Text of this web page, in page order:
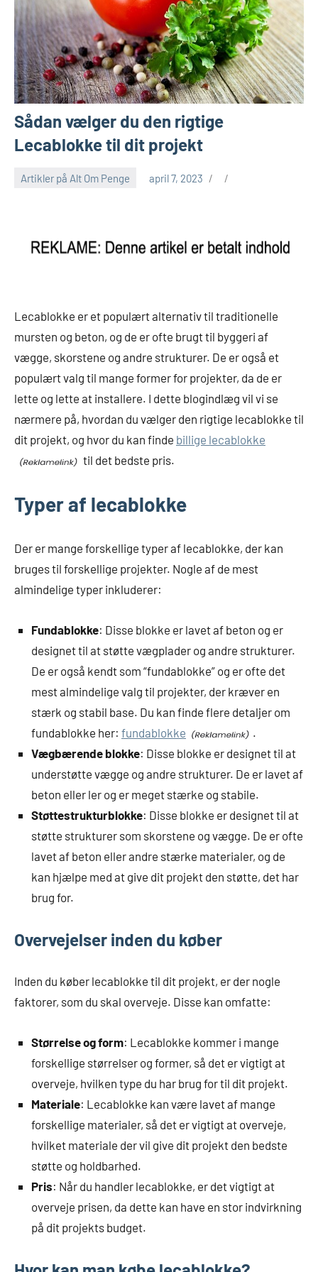
Sådan vælger du den rigtige
Lecablokke til dit projekt
Artikler på Alt Om Penge april 7, 2023
Lecablokke er et populært alternativ til traditionelle
mursten og beton, og de er ofte brugt til byggeri af
vægge, skorstene og andre strukturer. De er også et
populært valg til mange former for projekter, da de er
lette og lette at installere. I dette blogindlæg vil vi se
nærmere på, hvordan du vælger den rigtige lecablokke til
dit projekt, og hvor du kan finde billige lecablokke
til det bedste pris.
Typer af lecablokke
Der er mange forskellige typer af lecablokke, der kan
bruges til forskellige projekter. Nogle af de mest
almindelige typer inkluderer:
Fundablokke: Disse blokke er lavet af beton og er
designet til at støtte vægplader og andre strukturer.
De er også kendt som “fundablokke” og er ofte det
mest almindelige valg til projekter, der kræver en
stærk og stabil base. Du kan finde flere detaljer om
fundablokke her: fundablokke
.
Vægbærende blokke: Disse blokke er designet til at
understøtte vægge og andre strukturer. De er lavet af
beton eller ler og er meget stærke og stabile.
Støttestrukturblokke: Disse blokke er designet til at
støtte strukturer som skorstene og vægge. De er ofte
lavet af beton eller andre stærke materialer, og de
kan hjælpe med at give dit projekt den støtte, det har
brug for.
Overvejelser inden du køber
Inden du køber lecablokke til dit projekt, er der nogle
faktorer, som du skal overveje. Disse kan omfatte:
Størrelse og form: Lecablokke kommer i mange
forskellige størrelser og former, så det er vigtigt at
overveje, hvilken type du har brug for til dit projekt.
Materiale: Lecablokke kan være lavet af mange
forskellige materialer, så det er vigtigt at overveje,
hvilket materiale der vil give dit projekt den bedste
støtte og holdbarhed.
Pris: Når du handler lecablokke, er det vigtigt at
overveje prisen, da dette kan have en stor indvirkning
på dit projekts budget.